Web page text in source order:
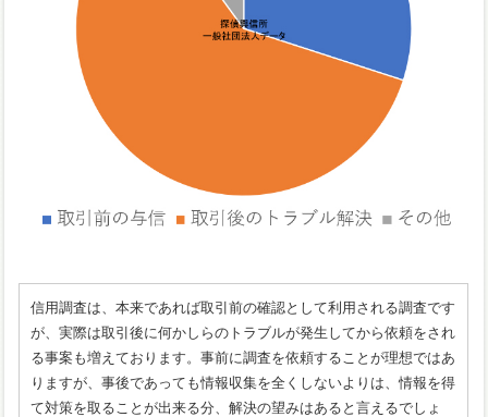
信用調査は、本来であれば取引前の確認として利用される調査です
が、実際は取引後に何かしらのトラブルが発生してから依頼をされ
る事案も増えております。事前に調査を依頼することが理想ではあ
りますが、事後であっても情報収集を全くしないよりは、情報を得
て対策を取ることが出来る分、解決の望みはあると言えるでしょ